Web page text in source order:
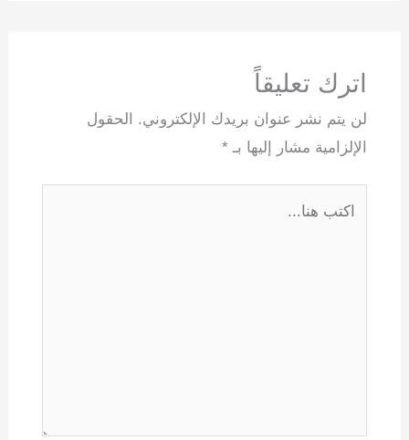
اترك تعليقاً
لن يتم نشر عنوان بريدك الإلكتروني.
الحقول
الإلزامية مشار إليها بـ *